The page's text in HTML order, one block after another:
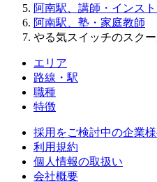
阿南駅、講師・インス
阿南駅、塾・家庭教師
やる気スイッチのスク
エリア
路線・駅
職種
特徴
採用をご検討中の企業
利用規約
個人情報の取扱い
会社概要